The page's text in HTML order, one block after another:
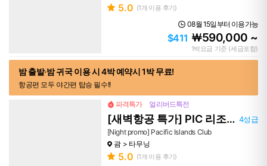
5.0 (1개 이용 후기)
08월 15일부터 이용가능
$411 ￦590,000 ~
1박요금 기준 (세금포함)
밤 출발·밤 귀국 이용 시 4박 예약시 1박 무료!
항공편 모두 야간편 탑승 필수!!
파격특가 얼리버드특전
[새벽항공 특가] PIC 리조트 4성급
[Night promo] Pacific Islands Club
괌
타무닝
5.0 (1개 이용 후기)